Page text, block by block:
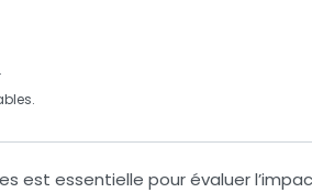
.
.
est essentielle pour évaluer